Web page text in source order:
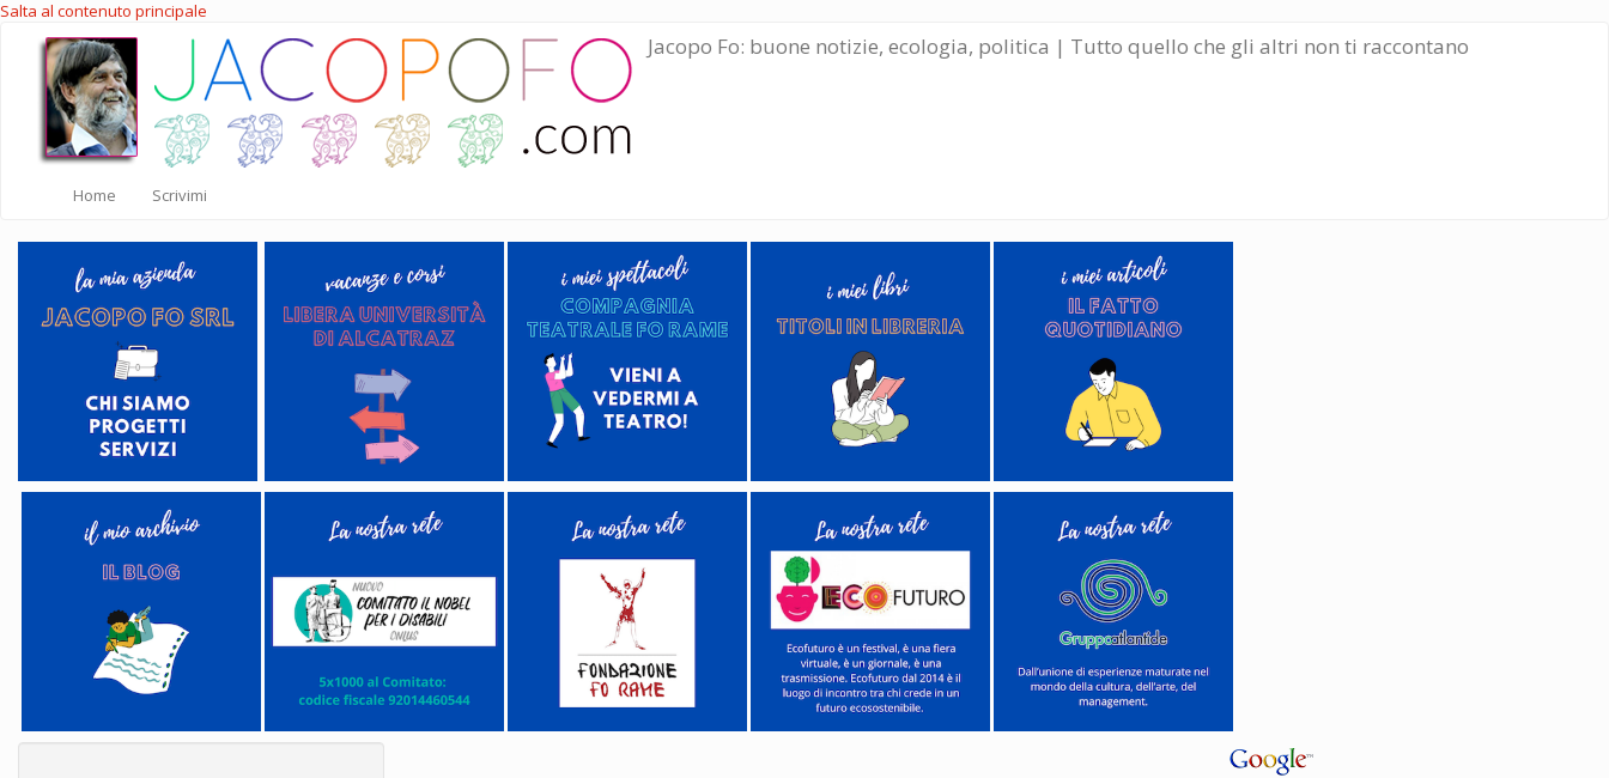
Salta al contenuto principale
Jacopo Fo: buone notizie, ecologia, politica | Tutto quello che gli altri non ti raccontano
Home Scrivimi